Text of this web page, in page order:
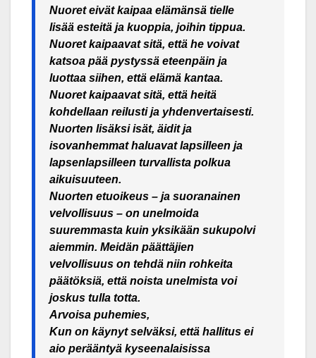
Nuoret eivät kaipaa elämänsä tielle
lisää esteitä ja kuoppia, joihin tippua.
Nuoret kaipaavat sitä, että he voivat
katsoa pää pystyssä eteenpäin ja
luottaa siihen, että elämä kantaa.
Nuoret kaipaavat sitä, että heitä
kohdellaan reilusti ja yhdenvertaisesti.
Nuorten lisäksi isät, äidit ja
isovanhemmat haluavat lapsilleen ja
lapsenlapsilleen turvallista polkua
aikuisuuteen.
Nuorten etuoikeus – ja suoranainen
velvollisuus – on unelmoida
suuremmasta kuin yksikään sukupolvi
aiemmin. Meidän päättäjien
velvollisuus on tehdä niin rohkeita
päätöksiä, että noista unelmista voi
joskus tulla totta.
Arvoisa puhemies,
Kun on käynyt selväksi, että hallitus ei
aio perääntyä kyseenalaisissa